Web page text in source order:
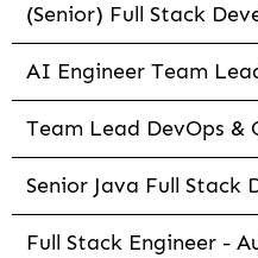
(Senior) Full Stack
AI Engineer Team
Team Lead DevOps &
Senior Java Full Stack
Full Stack Engineer -